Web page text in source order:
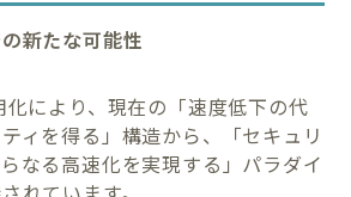
新たな可能性
により、現在の「速度低下の代
ィを得る」構造から、「セキュリ
なる高速化を実現する」パラダイ